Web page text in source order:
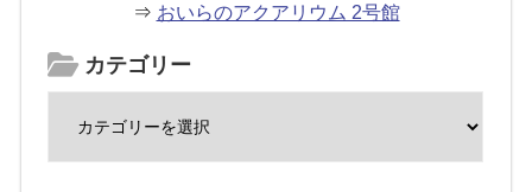
⇒ おいらのアクアリウム 2号館
カテゴリー